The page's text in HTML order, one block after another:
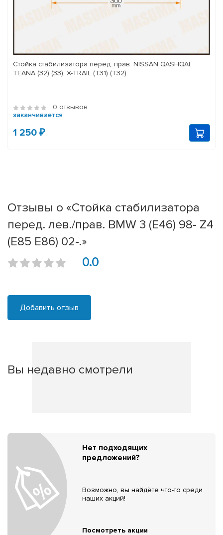
Стойка стабилизатора перед. прав. NISSAN QASHQAI;
TEANA (32) (33); X-TRAIL (T31) (T32)
0 отзывов
заканчивается
1 250 ₽
Отзывы о «Стойка стабилизатора
перед. лев./прав. BMW 3 (E46) 98- Z4
(E85 E86) 02-.»
0.0
Добавить отзыв
Вы недавно смотрели
Нет подходящих
предложений?
Возможно, вы найдёте что-то среди
наших акций!
Посмотреть акции